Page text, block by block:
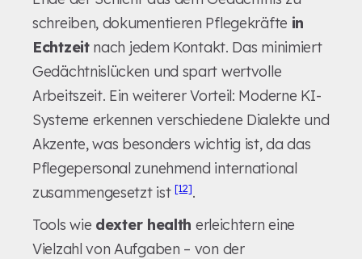
schreiben, dokumentieren Pflegekräfte in
Echtzeitnach jedem Kontakt. Das minimiert
Gedächtnislücken und spart wertvolle
Arbeitszeit. Ein weiterer Vorteil: Moderne KI-
Systeme erkennen verschiedene Dialekte und
Akzente, was besonders wichtig ist, da das
Pflegepersonal zunehmend international
zusammengesetzt ist [12].
Tools wie dexter health erleichtern eine
Vielzahl von Aufgaben – von der